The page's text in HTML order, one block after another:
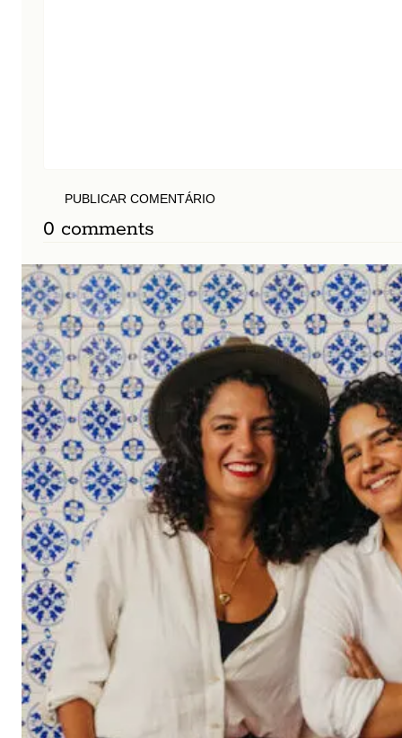
PUBLICAR COMENTÁRIO
0 comments